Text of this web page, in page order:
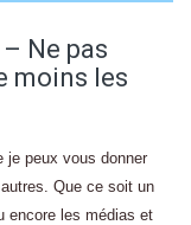
Ne pas
moins les
je peux vous donner
Que ce soit un
encore les médias et